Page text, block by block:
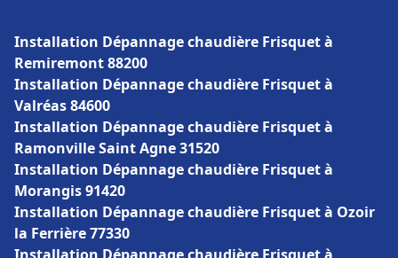
Installation Dépannage chaudière Frisquet à
Remiremont 88200
Installation Dépannage chaudière Frisquet à
Valréas 84600
Installation Dépannage chaudière Frisquet à
Ramonville Saint Agne 31520
Installation Dépannage chaudière Frisquet à
Morangis 91420
Installation Dépannage chaudière Frisquet à Ozoir
la Ferrière 77330